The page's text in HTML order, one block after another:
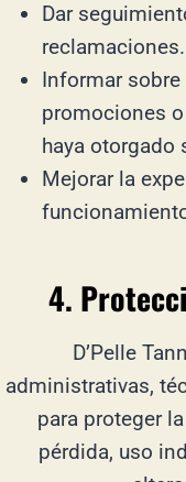
Dar
reclamaciones.
Informar
promociones
haya otorgado
Mejorar la
4.
D’Pelle
administrativas,
para proteger
pérdida, uso